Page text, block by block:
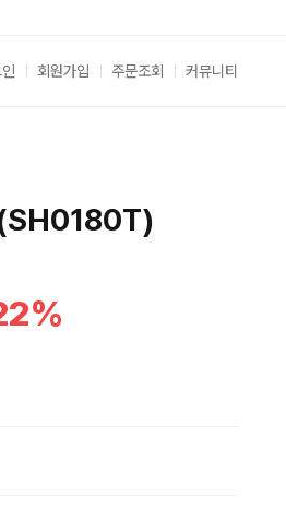
회원가입 주문조회 커뮤니티
(SH0180T)
%